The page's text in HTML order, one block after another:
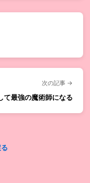
次の記事 →
て最強の魔術師になる